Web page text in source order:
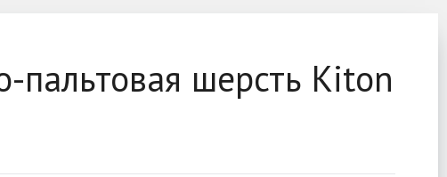
пальтовая шерсть Kiton